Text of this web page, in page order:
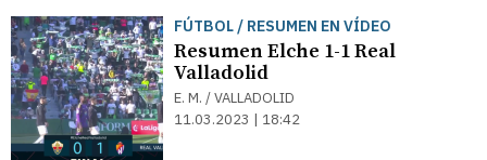
FÚTBOL / RESUMEN EN VÍDEO
Resumen Elche 1-1 Real
Valladolid
E. M. / VALLADOLID
11.03.2023 | 18:42